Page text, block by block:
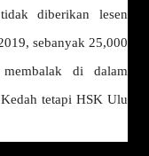
diberikan lesen
sebanyak 25,000
di dalam
tetapi HSK Ulu